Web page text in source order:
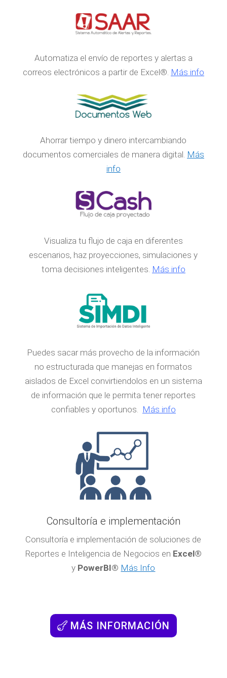
Automatiza el envío de reportes y alertas a
correos electrónicos a partir de Excel®. Más info
Ahorrar tiempo y dinero intercambiando
documentos comerciales de manera digital. Más
info
Visualiza tu flujo de caja en diferentes
escenarios, haz proyecciones, simulaciones y
toma decisiones inteligentes. Más info
Puedes sacar más provecho de la información
no estructurada que manejas en formatos
aislados de Excel convirtiendolos en un sistema
de información que le permita tener reportes
confiables y oportunos. Más info
Consultoría e implementación
Consultoría e implementación de soluciones de
Reportes e Inteligencia de Negocios en Excel®
y PowerBI® Más Info
MÁS INFORMACIÓN